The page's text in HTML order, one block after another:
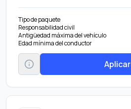
Tipo de paquete
Responsabilidad civil
Antigüedad máxima del vehículo
Edad mínima del conductor
Aplicar